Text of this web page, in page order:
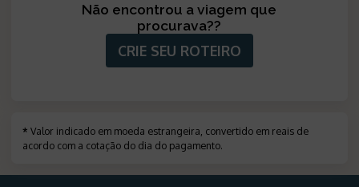
Não encontrou a viagem que
procurava??
CRIE SEU ROTEIRO
* Valor indicado em moeda estrangeira, convertido em reais de
acordo com a cotação do dia do pagamento.